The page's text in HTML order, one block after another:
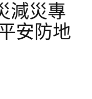
減災專
安防地